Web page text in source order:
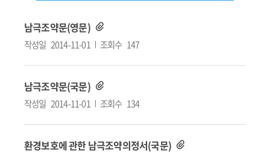
남극조약문(영문)
작성일 2014-11-01 조회수 147
남극조약문(국문)
작성일 2014-11-01 조회수 134
환경보호에 관한 남극조약의정서(국문)